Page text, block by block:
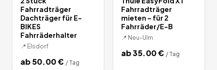
Fahrradträger
Dachträger für E-
BIKES
Fahrräderhalter
📍 Elsdorf
ab50.00€ / Tag
Fahrradträger
mieten – für 2
Fahrräder/E-B
📍 Neu-Ulm
ab35.00€ / Tag